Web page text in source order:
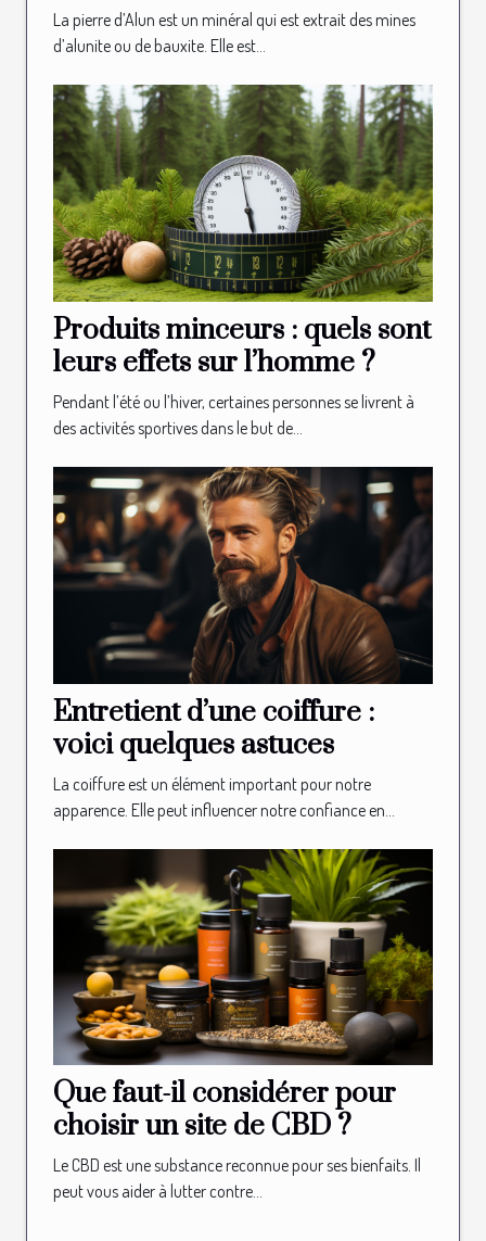
La pierre d’Alun est un minéral qui est extrait des mines
d’alunite ou de bauxite. Elle est...
Produits minceurs : quels sont
leurs effets sur l’homme ?
Pendant l’été ou l’hiver, certaines personnes se livrent à
des activités sportives dans le but de...
Entretient d’une coiffure :
voici quelques astuces
La coiffure est un élément important pour notre
apparence. Elle peut influencer notre confiance en...
Que faut-il considérer pour
choisir un site de CBD ?
Le CBD est une substance reconnue pour ses bienfaits. Il
peut vous aider à lutter contre...